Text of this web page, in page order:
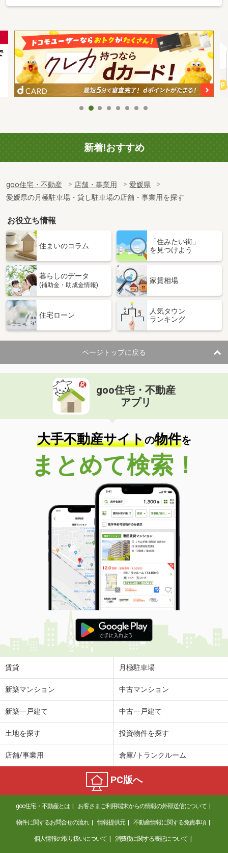
新着!おすすめ
goo住宅・不動産 店舗・事業用
愛媛県
愛媛県の月極駐車場・貸し駐車場の店舗・事業用を探す
お役立ち情報
住まいのコラム
「住みたい街」
を見つけよう
暮らしのデータ
(補助金・助成金情報)
家賃相場
住宅ローン
人気タウン
ランキング
ページトップに戻る
goo住宅・不動産
アプリ
大手不動産サイトの物件を
まとめて検索！
賃貸 月極駐車場
新築マンション 中古マンション
新築一戸建て 中古一戸建て
土地を探す 投資物件を探す
店舗/事業用 倉庫/トランクルーム
PC版へ
goo住宅・不動産とは お客さまご利用端末からの情報の外部送信について
物件に関するお問合せの流れ 情報提供元 不動産情報に関する免責事項
個人情報の取り扱いについて 消費税に関する表記について